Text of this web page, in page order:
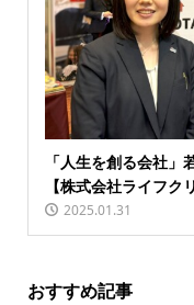
「人生を創る会社
【株式会社ライフク
2025.01.31
おすすめ記事